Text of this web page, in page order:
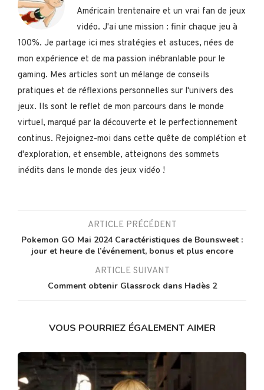
Américain trentenaire et un vrai fan de jeux
vidéo. J'ai une mission : finir chaque jeu à
100%. Je partage ici mes stratégies et astuces, nées de
mon expérience et de ma passion inébranlable pour le
gaming. Mes articles sont un mélange de conseils
pratiques et de réflexions personnelles sur l'univers des
jeux. Ils sont le reflet de mon parcours dans le monde
virtuel, marqué par la découverte et le perfectionnement
continus. Rejoignez-moi dans cette quête de complétion et
d'exploration, et ensemble, atteignons des sommets
inédits dans le monde des jeux vidéo !
ARTICLE PRÉCÉDENT
Pokemon GO Mai 2024 Caractéristiques de Bounsweet :
jour et heure de l’événement, bonus et plus encore
ARTICLE SUIVANT
Comment obtenir Glassrock dans Hadès 2
VOUS POURRIEZ ÉGALEMENT AIMER